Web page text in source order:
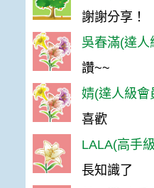
謝謝分享！
吳春滿(達
讚~~
婧(達人級會
喜歡
LALA(高手
長知識了